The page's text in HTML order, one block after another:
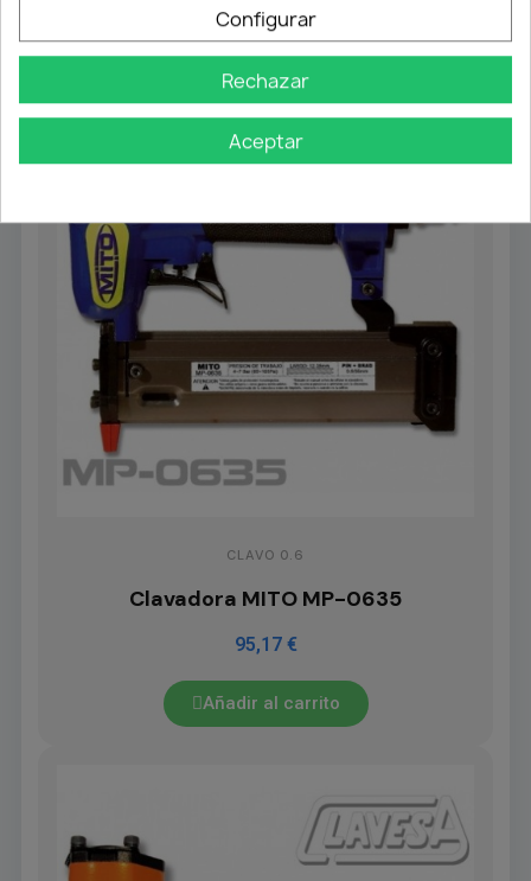
CLAVO 0.6
Clavadora MITO MP-0635
95,17 €
Añadir al carrito
Configurar
Rechazar
Aceptar